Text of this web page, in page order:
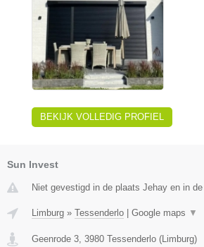
BEKIJK VOLLEDIG PROFIEL
Sun Invest
Niet gevestigd in de plaats Jehay en in de
Limburg » Tessenderlo Google maps ▼
Geenrode 3 3980 Tessenderlo ( Limburg)